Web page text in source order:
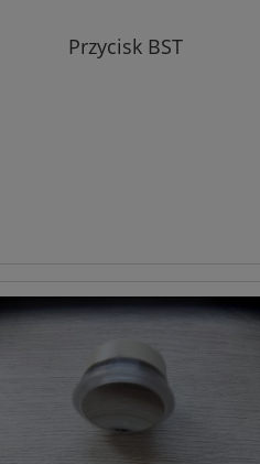
Przycisk BST